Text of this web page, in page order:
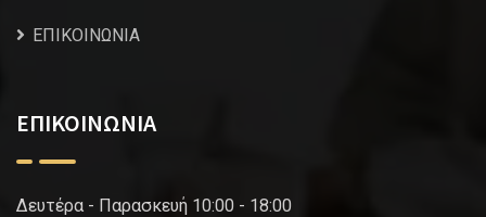
ΕΠΙΚΟΙΝΩΝΙΑ
ΕΠΙΚΟΙΝΩΝΙΑ
Δευτέρα - Παρασκευή 10:00 - 18:00